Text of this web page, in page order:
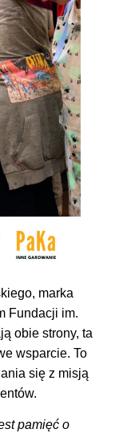
marka
Fundacji im.
obie strony, ta
wsparcie. To
się z misją
pamięć o